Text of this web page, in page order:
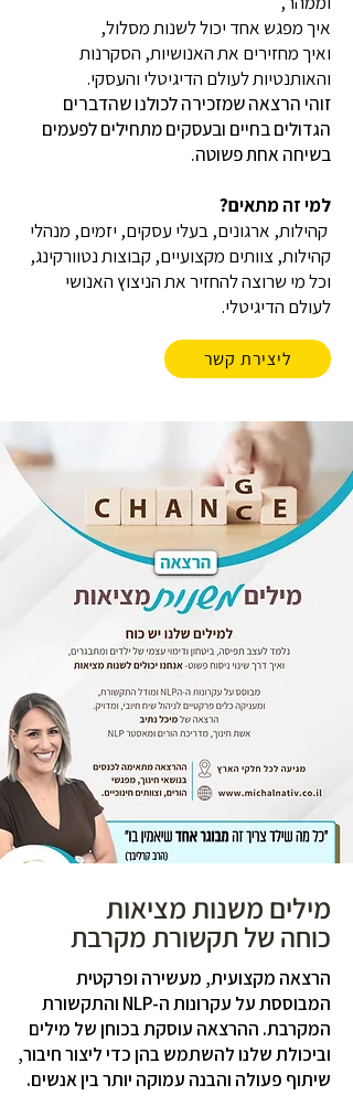
איך מפגש אחד יכול לשנות מסלול,
ואיך מחזירים את האנושיות, הסקרנות
והאותנטיות לעולם הדיגיטלי והעסקי.
זוהי הרצאה שמזכירה לכולנו שהדברים
הגדולים בחיים ובעסקים מתחילים לפעמים
בשיחה אחת פשוטה.
למי זה מתאים?
קהילות, ארגונים, בעלי עסקים, יזמים, מנהלי
קהילות, צוותים מקצועיים, קבוצות נטוורקינג,
וכל מי שרוצה להחזיר את הניצוץ האנושי
לעולם הדיגיטלי.
ליצירת קשר
מילים משנות מציאות
כוחה של תקשורת מקרבת
הרצאה מקצועית, מעשירה ופרקטית
המבוססת על עקרונות ה-NLP והתקשורת
המקרבת. ההרצאה עוסקת בכוחן של מילים
וביכולת שלנו להשתמש בהן כדי ליצור חיבור,
שיתוף פעולה והבנה עמוקה יותר בין אנשים.